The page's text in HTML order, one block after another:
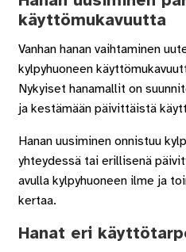
käyttömukavuutta
Vanhan hanan vaihtaminen
kylpyhuoneen
Nykyiset hanamallit on
ja kestämään päivittäistä
Hanan uusiminen onnistuu
yhteydessä tai erillisenä
avulla kylpyhuoneen ilme ja
kertaa.
Hanat eri